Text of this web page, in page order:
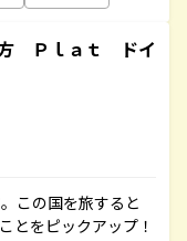
Ｐｌａｔ ドイ
この国を旅すると
とをピックアップ！